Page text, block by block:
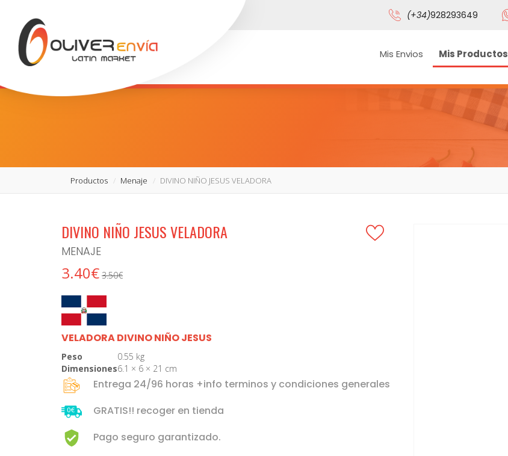
(+34)928293649
Mis Envios Mis Productos
Productos Menaje DIVINO NIÑO JESUS VELADORA
DIVINO NIÑO JESUS VELADORA
MENAJE
3.40€ 3.50€
VELADORA DIVINO NIÑO JESUS
Peso
0.55 kg
Dimensiones6.1 × 6 × 21 cm
Entrega 24/96 horas +info terminos y condiciones generales
GRATIS!! recoger en tienda
Pago seguro garantizado.